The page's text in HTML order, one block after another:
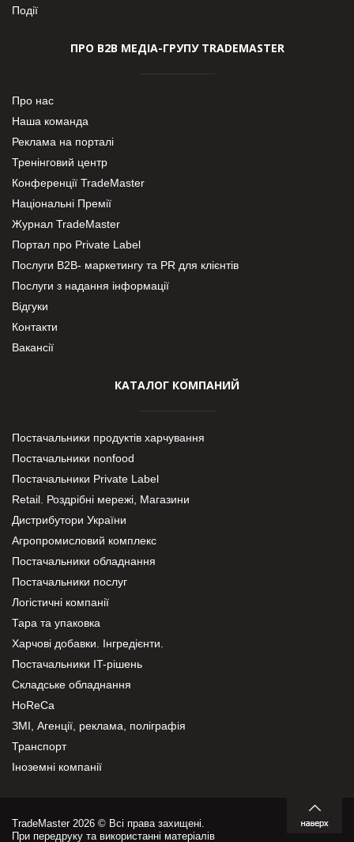
Події
ПРО В2В МЕДІА-ГРУПУ TRADEMASTER
Про нас
Наша команда
Реклама на порталі
Тренінговий центр
Конференції TradeMaster
Національні Премії
Журнал TradeMaster
Портал про Private Label
Послуги В2В- маркетингу та PR для клієнтів
Послуги з надання інформації
Відгуки
Контакти
Вакансії
КАТАЛОГ КОМПАНИЙ
Постачальники продуктів харчування
Постачальники nonfood
Постачальники Private Label
Retail. Роздрібні мережі, Магазини
Дистрибутори України
Агропромисловий комплекс
Постачальники обладнання
Постачальники послуг
Логістичні компанії
Тара та упаковка
Харчові добавки. Інгредієнти.
Постачальники IT-рішень
Складське обладнання
HoReCa
ЗМІ, Агенції, реклама, поліграфія
Транспорт
Іноземні компанії
TradeMaster 2026 © Всі права захищені.
При передруку та використанні матеріалів